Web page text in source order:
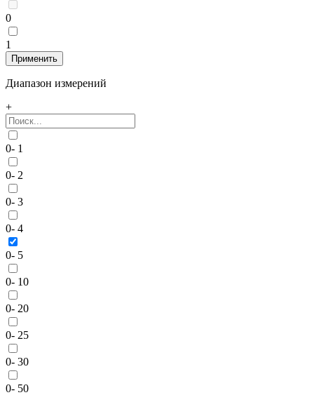
0
1
Диапазон измерений
+
0- 1
0- 2
0- 3
0- 4
0- 5
0- 10
0- 20
0- 25
0- 30
0- 50